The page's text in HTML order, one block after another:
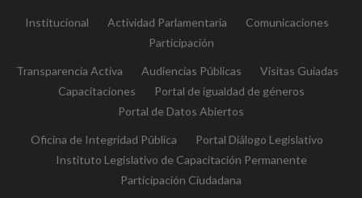
Institucional Actividad Parlamentaria
Comunicaciones
Participación
Transparencia Activa Audiencias Públicas
Visitas Guiadas
Capacitaciones
Portal de igualdad de géneros
Portal de Datos Abiertos
Oficina de Integridad Pública
Portal Diálogo Legislativo
Instituto Legislativo de Capacitación Permanente
Participación Ciudadana